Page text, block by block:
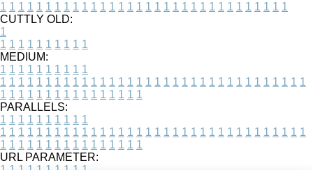
1 1 1 1 1 1 1 1 1 1 1 1 1 1 1 1 1 1 1 1 1 1 1 1 1 1 1 1 1 1 1 1
CUTTLY OLD:
1
1 1 1 1 1 1 1 1 1 1
MEDIUM:
1 1 1 1 1 1 1 1 1 1
1 1 1 1 1 1 1 1 1 1 1 1 1 1 1 1 1 1 1 1 1 1 1 1 1 1 1 1 1 1 1 1 1 1
1 1 1 1 1 1 1 1 1 1 1 1 1 1 1 1
PARALLELS:
1 1 1 1 1 1 1 1 1 1
1 1 1 1 1 1 1 1 1 1 1 1 1 1 1 1 1 1 1 1 1 1 1 1 1 1 1 1 1 1 1 1 1 1
1 1 1 1 1 1 1 1 1 1 1 1 1 1 1 1
URL PARAMETER: